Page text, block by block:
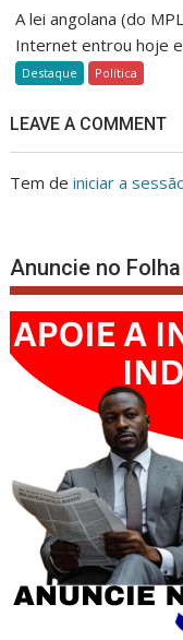
A lei angolana (do
Internet entrou hoje
Destaque Política
LEAVE A COMMENT
Tem deiniciar a
Anuncie no